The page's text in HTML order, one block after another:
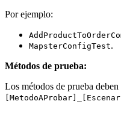
Por ejemplo:
MapsterConfigTest.
Métodos de prueba:
Los métodos de prueba